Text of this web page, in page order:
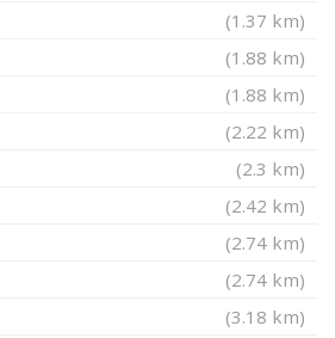
(1.37 km)
(1.88 km)
(1.88 km)
(2.22 km)
(2.3 km)
(2.42 km)
(2.74 km)
(2.74 km)
(3.18 km)